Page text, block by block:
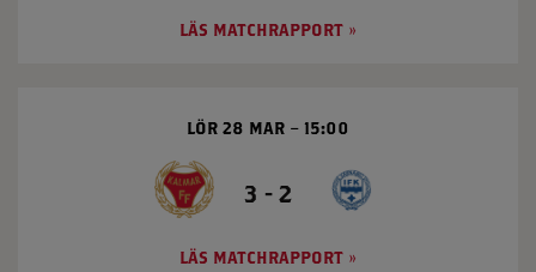
LÄS MATCHRAPPORT
3 - 2
LÖR 28 MAR 15:00
LÄS MATCHRAPPORT